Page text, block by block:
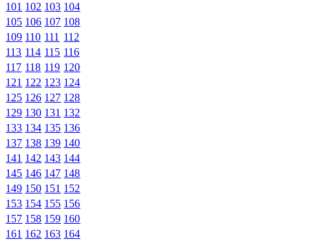
101 102 103 104
105 106 107 108
109 110 111 112
113 114 115 116
117 118 119 120
121 122 123 124
125 126 127 128
129 130 131 132
133 134 135 136
137 138 139 140
141 142 143 144
145 146 147 148
149 150 151 152
153 154 155 156
157 158 159 160
161 162 163 164